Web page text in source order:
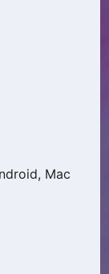
Mac